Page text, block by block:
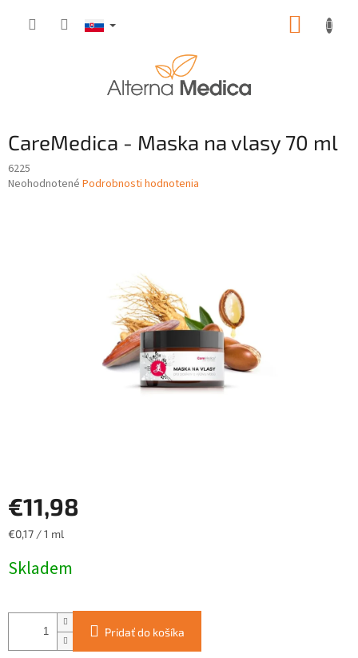
CareMedica - Maska na vlasy 70 ml
6225
Priemerné
Neohodnotené Podrobnosti hodnotenia
€11,98
Jednotková
€0,17 / 1 ml
Skladem
Pridať do košíka